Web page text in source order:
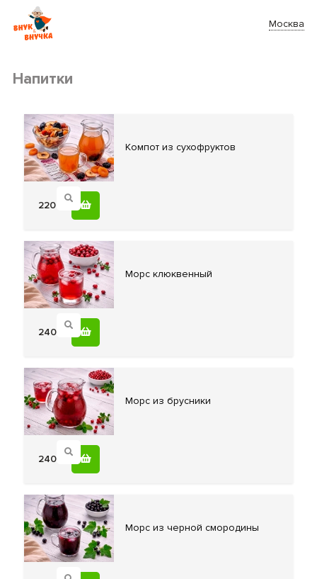
Москва
Напитки
Компот из сухофруктов
220
Морс клюквенный
240
Морс из брусники
240
Морс из черной смородины